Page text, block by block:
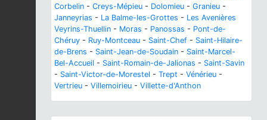
Corbelin - Creys-Mépieu - Dolomieu - Granieu -
Janneyrias - La Balme-les-Grottes - Les Avenières
Veyrins-Thuellin - Moras - Panossas - Pont-de-
Chéruy - Ruy-Montceau - Saint-Chef - Saint-Hilaire-
de-Brens - Saint-Jean-de-Soudain - Saint-Marcel-
Bel-Accueil - Saint-Romain-de-Jalionas - Saint-Savin
- Saint-Victor-de-Morestel - Trept - Vénérieu -
Vertrieu - Villemoirieu - Villette-d'Anthon